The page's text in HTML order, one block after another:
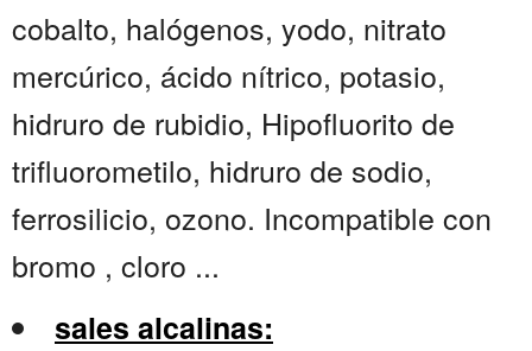
cobalto, halógenos, yodo, nitrato
mercúrico, ácido nítrico, potasio,
hidruro de rubidio, Hipofluorito de
trifluorometilo, hidruro de sodio,
ferrosilicio, ozono. Incompatible con
bromo , cloro ...
sales alcalinas: